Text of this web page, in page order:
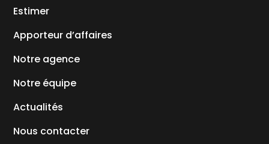
Estimer
Apporteur d’affaires
Notre agence
Notre équipe
Actualités
Nous contacter